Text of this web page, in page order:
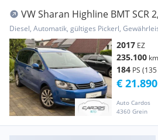
VW Sharan Highline BMT SCR
4Motion 7 S...
Diesel, Automatik, gültiges Pickerl,
2017 EZ
235.100 km
184 PS
Auto Cardos
4360 Grein
€ 21.890